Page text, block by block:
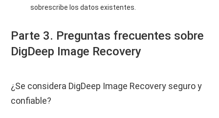
sobrescribe los datos existentes.
Parte 3. Preguntas frecuentes sobre
DigDeep Image Recovery
¿Se considera DigDeep Image Recovery seguro y
confiable?